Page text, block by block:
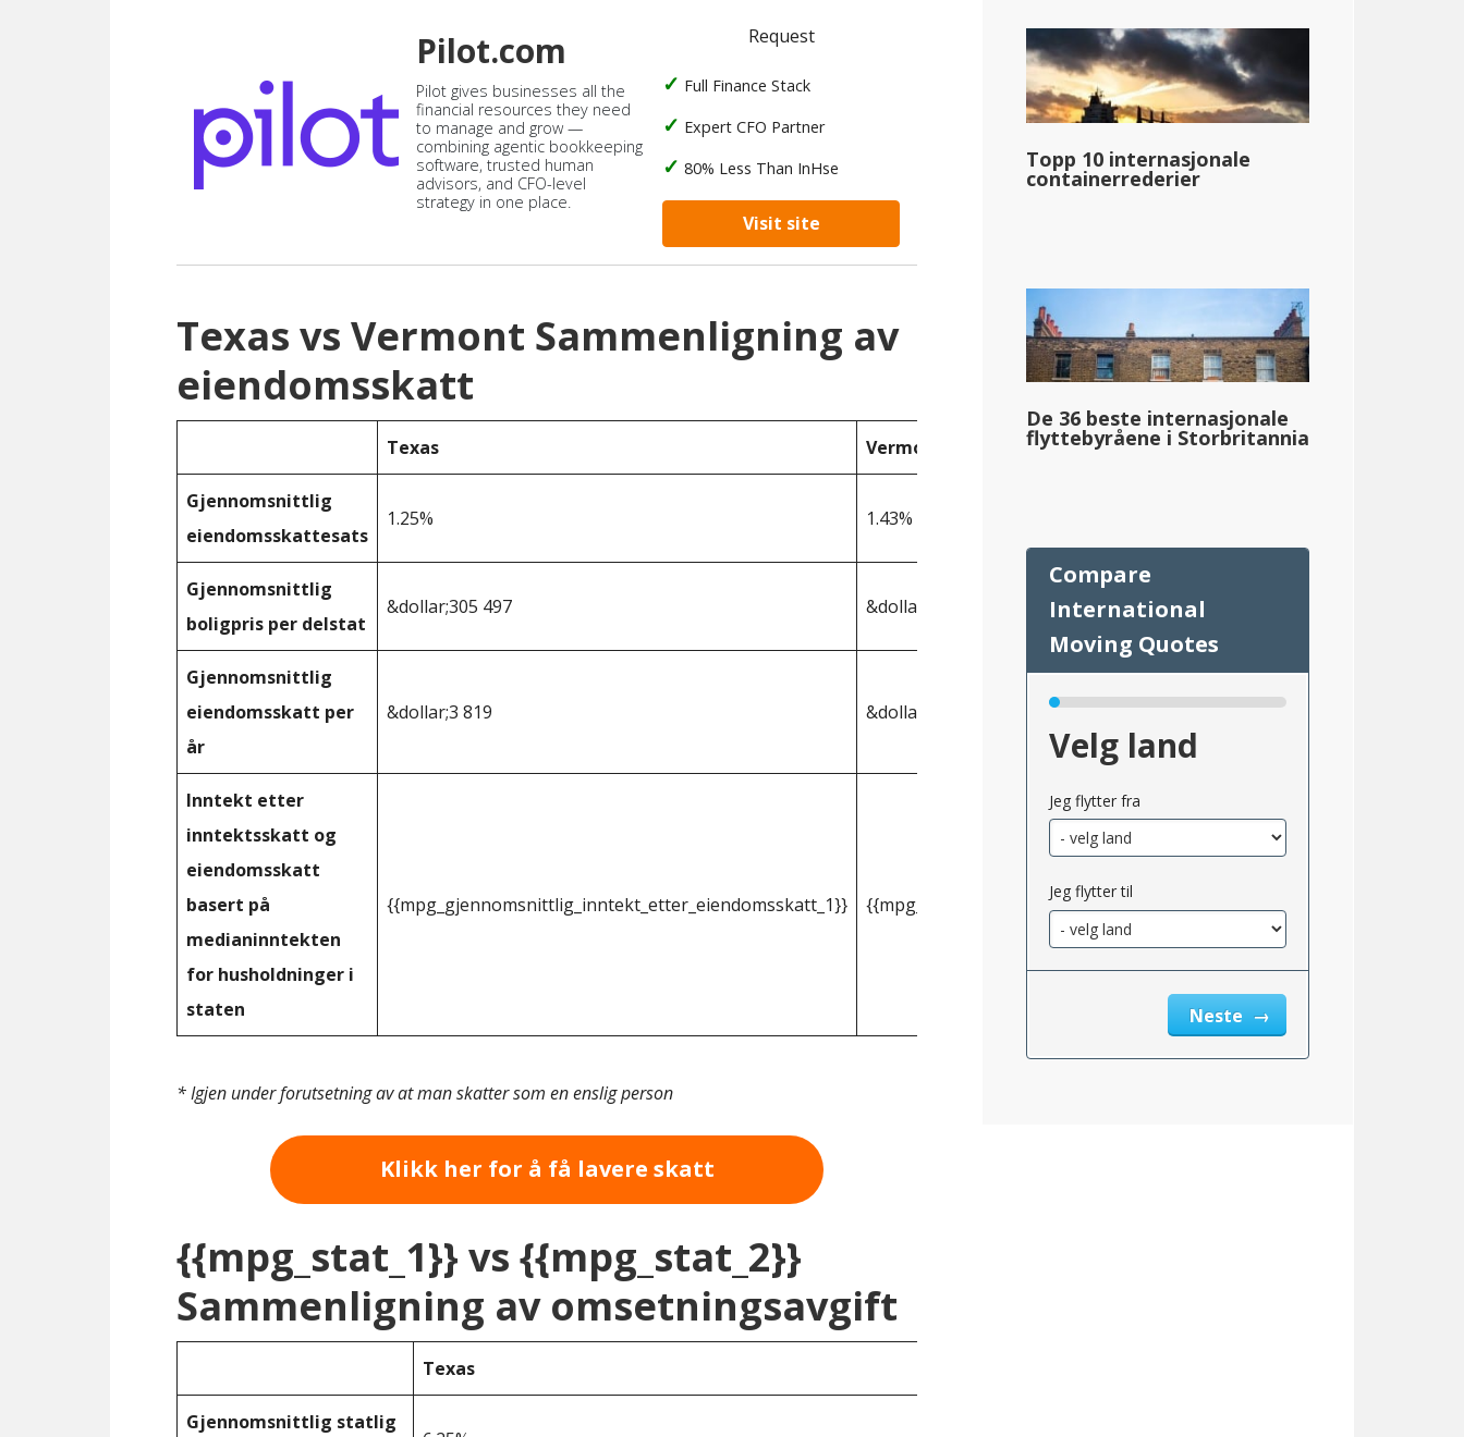
Pilot.com
Pilot gives businesses all the
financial resources they need
to manage and grow —
combining agentic bookkeeping
software, trusted human
advisors, and CFO-level
strategy in one place.
Request
Full Finance Stack
Expert CFO Partner
80% Less Than InHse
Visit site
Texas vs Vermont Sammenligning av
eiendomsskatt
Texas Vermont
Gjennomsnittlig
eiendomsskattesats
1.25% 1.43%
Gjennomsnittlig
boligpris per delstat
&dollar;305 497 &dollar;383 882
Gjennomsnittlig
eiendomsskatt per
år
&dollar;3 819 &dollar;5 490
Inntekt etter
inntektsskatt og
eiendomsskatt
basert på
medianinntekten
for husholdninger i
staten
{{mpg_gjennomsnittlig_inntekt_etter_eiendomsskatt_1}} {{mpg_gjennomsnittlig_inntekt_etter_eiendomsskatt_2}}
* Igjen under forutsetning av at man skatter som en enslig person
Klikk her for å få lavere skatt
{{mpg_stat_1}} vs {{mpg_stat_2}}
Sammenligning av omsetningsavgift
Texas
Gjennomsnittlig statlig
Topp 10 internasjonale
containerrederier
De 36 beste internasjonale
flyttebyråene i Storbritannia
Velg land
Jeg flytter fra
Jeg flytter til
Neste